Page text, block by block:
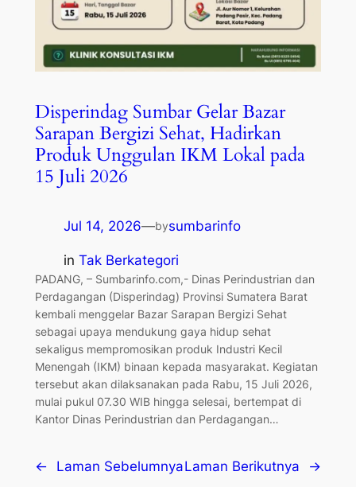
Disperindag Sumbar Gelar Bazar
Sarapan Bergizi Sehat, Hadirkan
Produk Unggulan IKM Lokal pada
15 Juli 2026
Jul 14, 2026—bysumbarinfo
in Tak Berkategori
PADANG, – Sumbarinfo.com,- Dinas Perindustrian dan
Perdagangan (Disperindag) Provinsi Sumatera Barat
kembali menggelar Bazar Sarapan Bergizi Sehat
sebagai upaya mendukung gaya hidup sehat
sekaligus mempromosikan produk Industri Kecil
Menengah (IKM) binaan kepada masyarakat. Kegiatan
tersebut akan dilaksanakan pada Rabu, 15 Juli 2026,
mulai pukul 07.30 WIB hingga selesai, bertempat di
Kantor Dinas Perindustrian dan Perdagangan…
← Laman SebelumnyaLaman Berikutnya →